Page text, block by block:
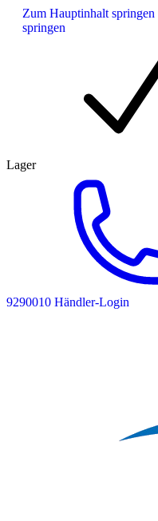
Zum Hauptinhalt springen
springen
Lager
9290010 Händler-Login